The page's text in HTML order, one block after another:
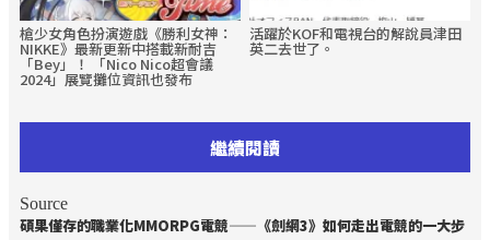
槍少女角色扮演遊戲《勝利女神：
NIKKE》最新更新中搭載新耐吉
「Bey」！ 「Nico Nico超會議
2024」展覽攤位資訊也發布
活躍於KOF和電視台的解說員津田
英二去世了。
繼續閱讀
Source
碩果僅存的職業化MMORPG電競——《劍網3》如何走出電競的一大步